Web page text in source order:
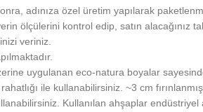
adınıza özel üretim yapılarak
ölçülerini kontrol edip, satın alacağınız
veriniz.
uygulanan eco-natura boyalar
ile kullanabilirsiniz. ~3 cm
Kullanılan ahşaplar endüstriyel